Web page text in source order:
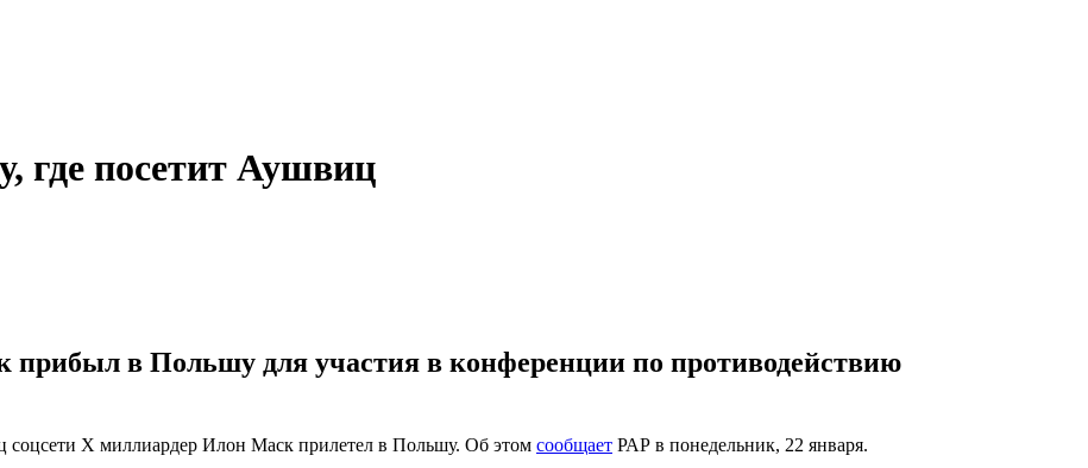
посетит Аушвиц
в Польшу для участия в конференции по противодействию
соцсети Х миллиардер Илон Маск прилетел в Польшу. Об этом сообщает РАР в понедельник, 22 января.